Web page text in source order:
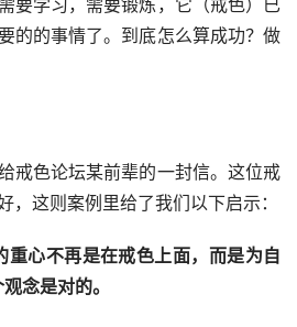
要学习，需要锻炼，它（戒色）已
的的事情了。到底怎么算成功？做
戒色论坛某前辈的一封信。这位戒
，这则案例里给了我们以下启示：
重心不再是在戒色上面，而是为自
念是对的。